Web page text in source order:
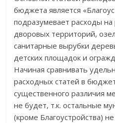
бюджета является
подразумевает расходы
дворовых территорий,
санитарные вырубки
детских площадок и
Начиная сравнивать
расходных статей в
существенного различия
не будет, т.к. остальные
(кроме Благоустройства)